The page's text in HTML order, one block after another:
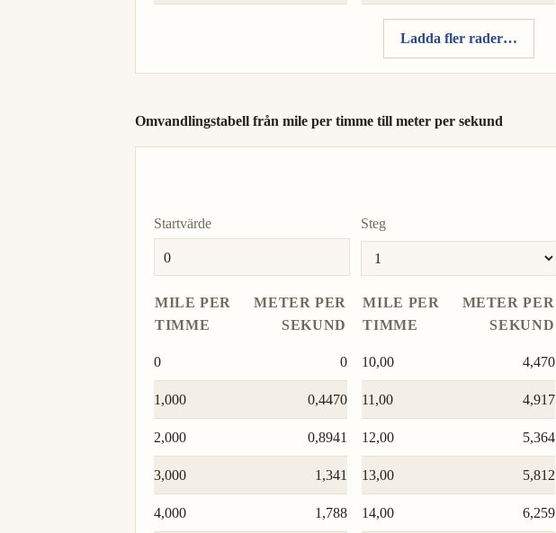
Ladda fler rader…
Omvandlingstabell från mile per timme till meter per sekund
Startvärde Steg
MILE PER
TIMME
METER PER
SEKUND
0 0
1,000 0,4470
2,000 0,8941
3,000 1,341
4,000 1,788
MILE PER
TIMME
METER PER
SEKUND
10,00 4,470
11,00 4,917
12,00 5,364
13,00 5,812
14,00 6,259